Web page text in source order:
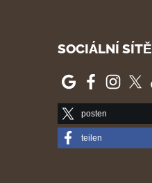
SOCIÁLNÍ SÍTĚ
posten
teilen